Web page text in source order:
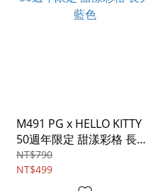
M491 PG x HELLO KITTY
50週年限定 甜漾彩格 長夾
藍色
NT$790
NT$499